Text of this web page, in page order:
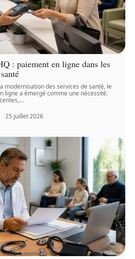
: paiement en ligne dans les
modernisation des services de santé, le
ligne a émergé comme une nécessité.
…
25 juillet 2026